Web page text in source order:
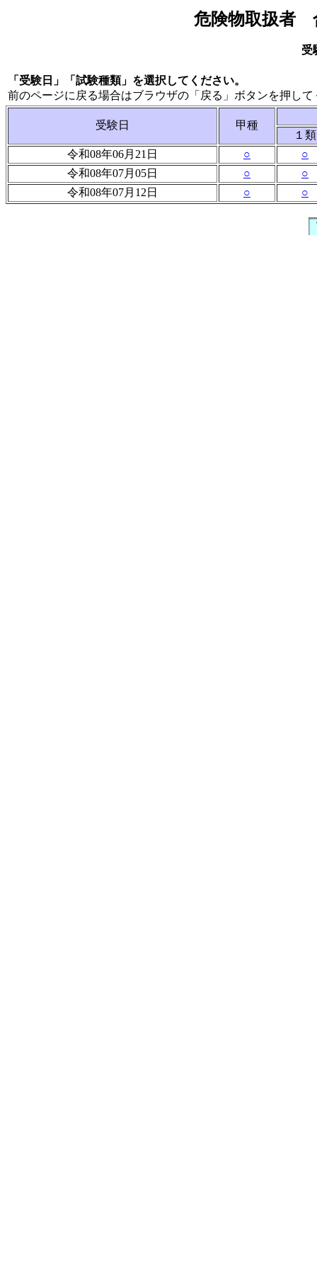
危険物取扱者
「受験日」「試験種類」を選択してください。
前のページに戻る場合はブラウザの「戻る」ボタンを押して
受験日
甲種
１類
令和08年06月21日
○
○
令和08年07月05日
○
○
令和08年07月12日
○ ○